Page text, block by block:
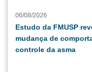
06/08/2026
Estudo da FMUSP
mudança de
controle da asma